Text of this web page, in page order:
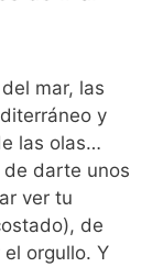
mar, las
y
las olas…
de darte unos
ver tu
de
orgullo. Y